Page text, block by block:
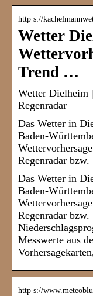
http s://
Wetter
Trend …
Wetter Dielheim
Regenradar
Das Wetter in
Baden-
Regenradar bzw.
Das Wetter in
Baden-
Regenradar bzw.
Messwerte aus
http s://